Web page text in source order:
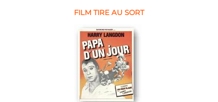
FILM TIRE AU SORT